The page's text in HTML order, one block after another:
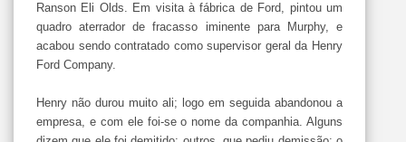
Ranson Eli Olds. Em visita à fábrica de Ford, pintou um
quadro aterrador de fracasso iminente para Murphy, e
acabou sendo contratado como supervisor geral da Henry
Ford Company.
Henry não durou muito ali; logo em seguida abandonou a
empresa, e com ele foi-se o nome da companhia. Alguns